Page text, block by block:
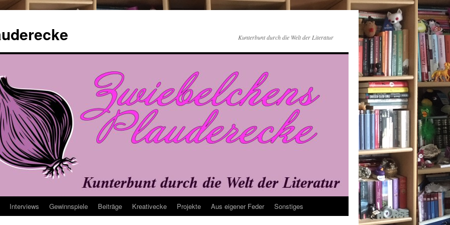
Kunterbunt durch die Welt der Literatur
Interviews Gewinnspiele Beiträge Kreativecke Projekte Aus eigener Feder Sonstiges